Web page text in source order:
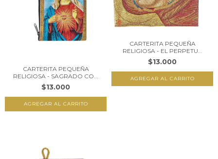
CARTERITA PEQUEÑA
RELIGIOSA - SAGRADO CO...
$13.000
CARTERITA PEQUEÑA
RELIGIOSA - EL PERPETU...
$13.000